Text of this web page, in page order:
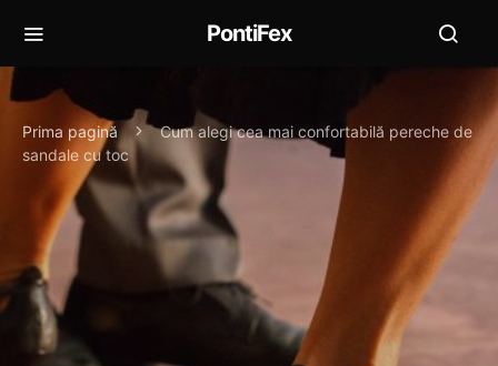
PontiFex
Prima pagină
Cum alegi cea mai confortabilă pereche de
sandale cu toc